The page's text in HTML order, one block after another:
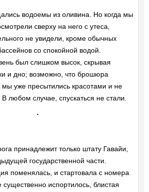
водоемы из оливина. Но когда мы
сверху на него с утеса,
не увидели, кроме обычных
со спокойной водой.
был слишком высок, скрывая
и дно; возможно, что брошюра
уже пресытились красотами и не
любом случае, спускаться не стали.
принадлежит только штату Гавайи,
государственной части.
поменялась, и стартовала с номера
испортилось, блистая